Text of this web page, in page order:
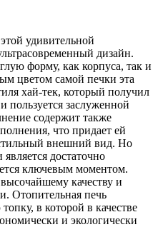
удивительной
дизайн.
форму, как корпуса, так и
цветом самой печки эта
хай-тек, который получил
пользуется заслуженной
содержит также
что придает ей
внешний вид. Но
достаточно
ключевым моментом.
качеству и
Отопительная печь
в которой в качестве
и экологически